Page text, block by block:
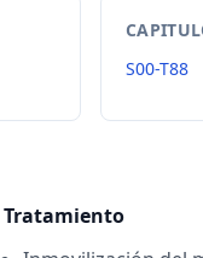
S00-T88
Tratamiento